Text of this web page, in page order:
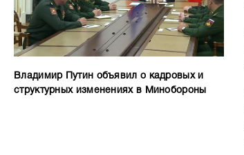
Владимир Путин объявил о кадровых и
структурных изменениях в Минобороны